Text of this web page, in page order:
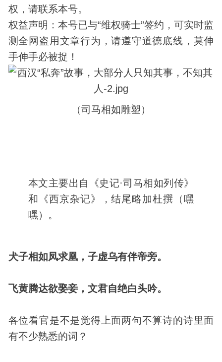
权，请联系本号。
权益声明：本号已与“维权骑士”签约，可实时监
测全网盗用文章行为，请遵守道德底线，莫伸
手伸手必被捉！
（司马相如雕塑）
本文主要出自《史记·司马相如列传》
和《西京杂记》，结尾略加杜撰（嘿
嘿）。
犬子相如凤求凰，子虚乌有伴帝旁。
飞黄腾达欲娶妾，文君自绝白头吟。
各位看官是不是觉得上面两句不算诗的诗里面
有不少熟悉的词？